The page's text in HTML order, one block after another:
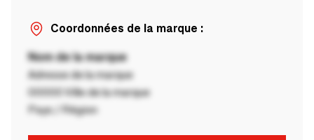
Coordonnées de la marque :
Nom de la marque
Adresse de la marque
00000 Ville de la marque
Pays / Région